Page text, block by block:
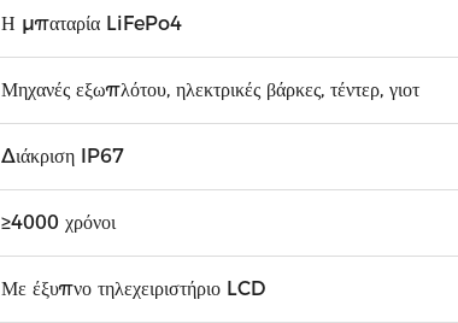
Η μπαταρία LiFePo4
Μηχανές εξωπλότου, ηλεκτρικές βάρκες, τέντερ, γιοτ
Διάκριση IP67
≥4000 χρόνοι
Με έξυπνο τηλεχειριστήριο LCD